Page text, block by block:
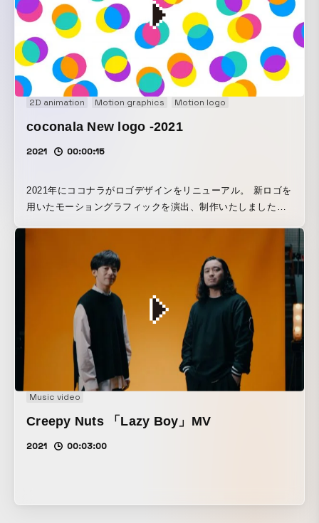
2D animation Motion graphics Motion logo
coconala New logo -2021
2021 00:00:15
2021年にココナラがロゴデザインをリニューアル。 新ロゴを
用いたモーショングラフィックを演出、制作いたしました。
つつ、 そこからラインが伸びて繋がり、3色の色が絡みあ
い、新しい色を生み出しながら6色が束になっていくことで
「繋がり」や「可能性の広がり」を表現しております。
Music video
Creepy Nuts 「Lazy Boy」MV
2021 00:03:00